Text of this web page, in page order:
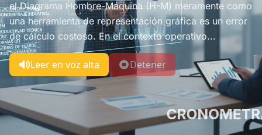
el Diagrama Hombre-Máquina (H-M) meramente como
una herramienta de representación gráfica es un error
de cálculo costoso. En el contexto operativo...
Leer en voz alta Detener